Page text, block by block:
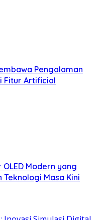
Pengalaman
Fitur Artificial
Modern yang
Teknologi Masa Kini